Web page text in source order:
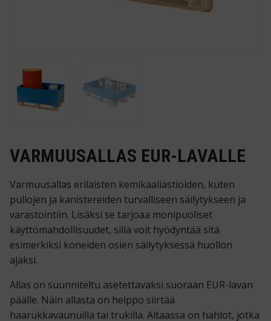
VARMUUSALLAS EUR-LAVALLE
Varmuusallas erilaisten kemikaaliastioiden, kuten
pullojen ja kanistereiden turvalliseen säilytykseen ja
varastointiin. Lisäksi se tarjoaa monipuoliset
käyttömahdollisuudet, sillä voit hyödyntää sitä
esimerkiksi koneiden osien säilytyksessä huollon
ajaksi.
Allas on suunniteltu asetettavaksi suoraan EUR-lavan
päälle. Näin allasta on helppo siirtää
haarukkavaunuilla tai trukilla. Altaassa on hahlot, jotka